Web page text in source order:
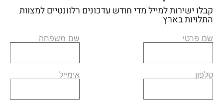
קבלו ישירות למייל מדי חודש עדכונים רלוונטיים למצוות
התלויות בארץ
שם פרטי שם משפחה
טלפון אימייל